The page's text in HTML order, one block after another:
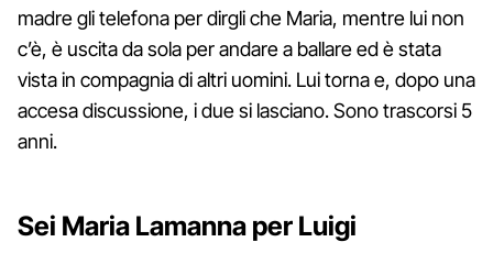
madre gli telefona per dirgli che Maria, mentre lui non
c’è, è uscita da sola per andare a ballare ed è stata
vista in compagnia di altri uomini. Lui torna e, dopo una
accesa discussione, i due si lasciano. Sono trascorsi 5
anni.
Sei Maria Lamanna per Luigi